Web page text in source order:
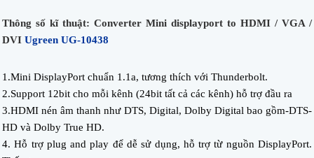
Thông số kĩ thuật: Converter Mini displayport to HDMI / VGA /
DVI Ugreen UG-10438
1.Mini DisplayPort chuẩn 1.1a, tương thích với Thunderbolt.
2.Support 12bit cho mỗi kênh (24bit tất cả các kênh) hỗ trợ đầu ra
3.HDMI nén âm thanh như DTS, Digital, Dolby Digital bao gồm-DTS-
HD và Dolby True HD.
4. Hỗ trợ plug and play để dễ sử dụng, hỗ trợ từ nguồn DisplayPort.